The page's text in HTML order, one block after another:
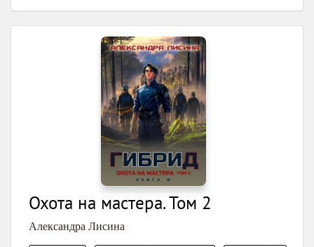
Охота на мастера. Том 2
Александра Лисина